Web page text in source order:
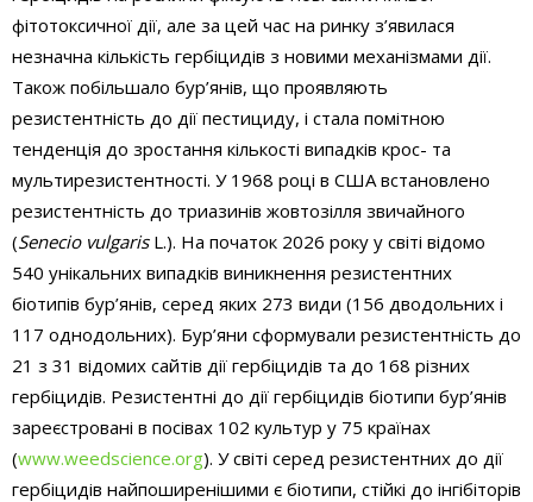
фітотоксичної дії, але за цей час на ринку з’явилася
незначна кількість гербіцидів з новими механізмами дії.
Також побільшало бур’янів, що проявляють
резистентність до дії пестициду, і стала помітною
тенденція до зростання кількості випадків крос- та
мультирезистентності. У 1968 році в США встановлено
резистентність до триазинів жовтозілля звичайного
(Senecio vulgarisL.). На початок 2026 року у світі відомо
540 унікальних випадків виникнення резистентних
біотипів бур’янів, серед яких 273 види (156 дводольних і
117 однодольних). Бур’яни сформували резистентність до
21 з 31 відомих сайтів дії гербіцидів та до 168 різних
гербіцидів. Резистентні до дії гербіцидів біотипи бур’янів
зареєстровані в посівах 102 культур у 75 країнах
(www.weedscience.org). У світі серед резистентних до дії
гербіцидів найпоширенішими є біотипи, стійкі до інгібіторів